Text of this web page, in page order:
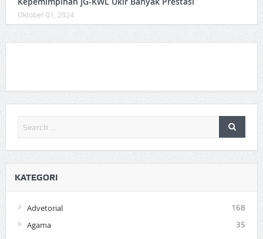
Oktober 01, 2024
KATEGORI
Advetorial 168
Agama 35